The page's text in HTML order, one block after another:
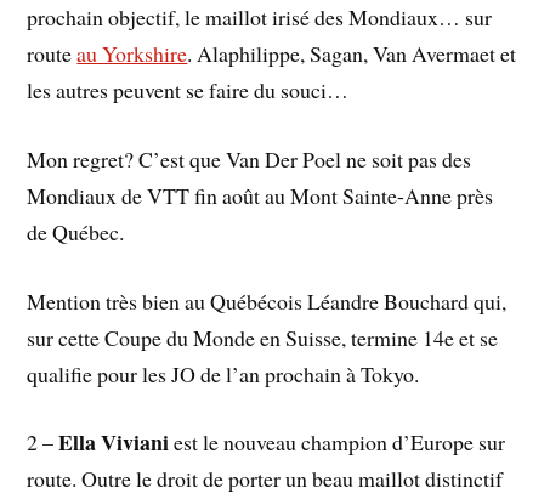
prochain objectif, le maillot irisé des Mondiaux… sur
routeau Yorkshire. Alaphilippe, Sagan, Van Avermaet et
les autres peuvent se faire du souci…
Mon regret? C’est que Van Der Poel ne soit pas des
Mondiaux de VTT fin août au Mont Sainte-Anne près
de Québec.
Mention très bien au Québécois Léandre Bouchard qui,
sur cette Coupe du Monde en Suisse, termine 14e et se
qualifie pour les JO de l’an prochain à Tokyo.
2 –Ella Vivianiest le nouveau champion d’Europe sur
route. Outre le droit de porter un beau maillot distinctif